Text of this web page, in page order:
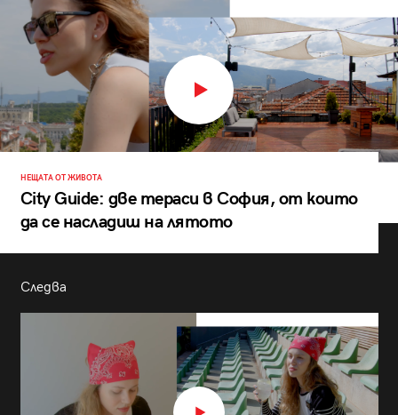
НЕЩАТА ОТ ЖИВОТА
City Guide: две тераси в София, от които
да се насладиш на лятото
Следва